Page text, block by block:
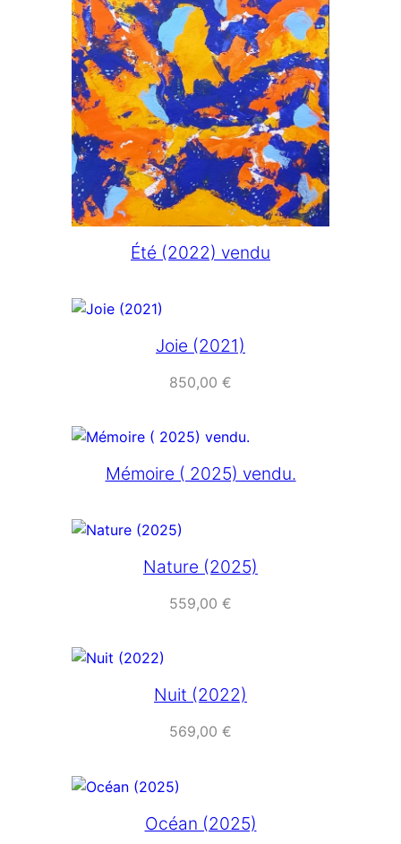
Été (2022) vendu
Joie (2021)
850,00 €
Mémoire ( 2025) vendu.
Nature (2025)
559,00 €
Nuit (2022)
569,00 €
Océan (2025)